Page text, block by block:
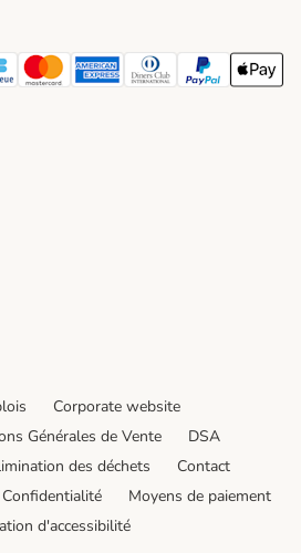
Method
Method
bleue Payment Method
Master card Payment Method
American express Payment
Diners club Payment
Paypal Payment
Apple
Method
Corporate website
Générales de Vente
DSA
des déchets
Contact
Confidentialité
Moyens de paiement
d'accessibilité